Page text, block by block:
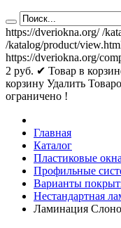
https://dveriokna.org/ /
/katalog/product/
https://dveriokna.org/
2 руб. ✔ Товар в
корзину Удалить
ограничено !
Главная
Каталог
Пластиковые окна
Профильные
Варианты
Нестандартная
Ламинация